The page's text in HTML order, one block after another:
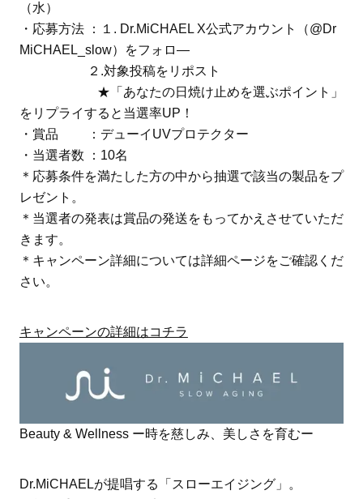
（水）
・応募方法 ：１. Dr.MiCHAEL X公式アカウント（@Dr
MiCHAEL_slow）をフォロ―
２.対象投稿をリポスト
★「あなたの日焼け止めを選ぶポイント」
をリプライすると当選率UP！
・賞品 ：デューイUVプロテクター
・当選者数 ：10名
＊応募条件を満たした方の中から抽選で該当の製品をプ
レゼント。
＊当選者の発表は賞品の発送をもってかえさせていただ
きます。
＊キャンペーン詳細については詳細ページをご確認くだ
さい。
キャンペーンの詳細はコチラ
Beauty & Wellness ー時を慈しみ、美しさを育むー
Dr.MiCHAELが提唱する「スローエイジング」。